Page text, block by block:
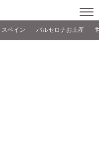
スペイン バルセロナお土産